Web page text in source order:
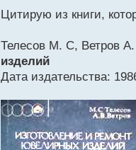
Цитирую из книги,
Телесов М. С, Ветров
изделий
Дата издательства: